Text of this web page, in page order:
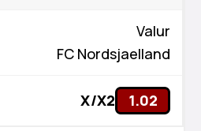
Valur
FC Nordsjaelland
X/X2 1.02